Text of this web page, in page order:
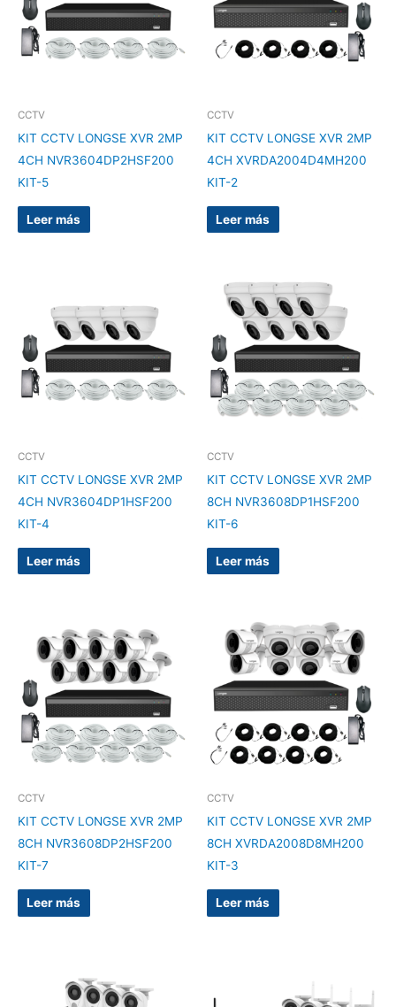
CCTV
KIT CCTV LONGSE XVR 2MP
4CH NVR3604DP2HSF200
KIT-5
Leer más
CCTV
KIT CCTV LONGSE XVR 2MP
4CH XVRDA2004D4MH200
KIT-2
Leer más
CCTV
KIT CCTV LONGSE XVR 2MP
4CH NVR3604DP1HSF200
KIT-4
Leer más
CCTV
KIT CCTV LONGSE XVR 2MP
8CH NVR3608DP1HSF200
KIT-6
Leer más
CCTV
KIT CCTV LONGSE XVR 2MP
8CH NVR3608DP2HSF200
KIT-7
Leer más
CCTV
KIT CCTV LONGSE XVR 2MP
8CH XVRDA2008D8MH200
KIT-3
Leer más